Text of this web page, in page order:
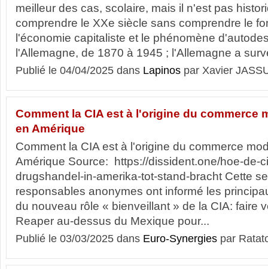
meilleur des cas, scolaire, mais il n'est pas
comprendre le XXe siècle sans comprendre le
l'économie capitaliste et le phénomène
l'Allemagne, de 1870 à 1945 ; l'Allemagne a
Publié le 04/04/2025 dans Lapinos par Xavier
Comment la CIA est à l'origine du commerce
en Amérique
Comment la CIA est à l'origine du commerce
Amérique Source: https://dissident.one/hoe-de-
drugshandel-in-amerika-tot-stand-bracht Cette
responsables anonymes ont informé les
du nouveau rôle « bienveillant » de la CIA: faire
Reaper au-dessus du Mexique pour...
Publié le 03/03/2025 dans Euro-Synergies par